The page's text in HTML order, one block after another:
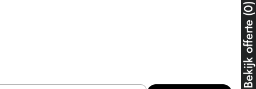
Bekijk